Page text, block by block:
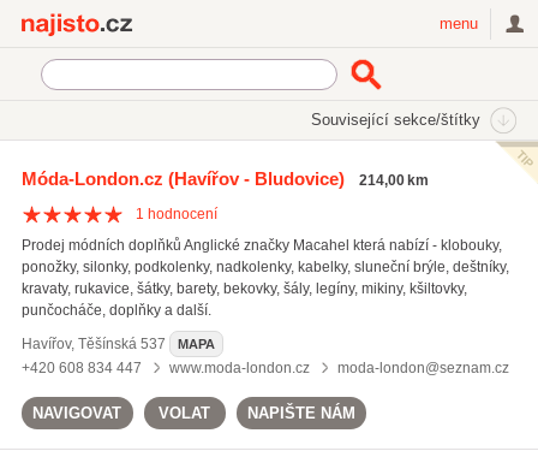
menu
Související sekce/štítky
Dámské oděvy
(1489)
Pánská móda
(1148)
Obuv (970)
Všechny související sekce
Móda-London.cz (Havířov - Bludovice)
214,00 km
1 hodnocení
Prodej módních doplňků Anglické značky Macahel která nabízí - klobouky,
ponožky, silonky, podkolenky, nadkolenky, kabelky, sluneční brýle, deštníky,
kravaty, rukavice, šátky, barety, bekovky, šály, legíny, mikiny, kšiltovky,
punčocháče, doplňky a další.
Havířov, Těšínská 537 MAPA
+420 608 834 447 www.moda-london.cz moda-london@seznam.cz
NAVIGOVAT VOLAT NAPIŠTE NÁM